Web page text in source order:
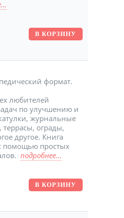
формат.
любителей
по улучшению и
журнальные
ограды,
другое. Книга
помощью простых
подробнее...